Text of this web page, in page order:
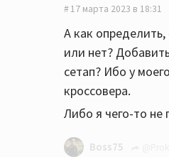
17 марта 2023 в 18:31
А как
или нет?
сетап? Ибо у
кроссовера.
Либо я чего-то не
Boss75